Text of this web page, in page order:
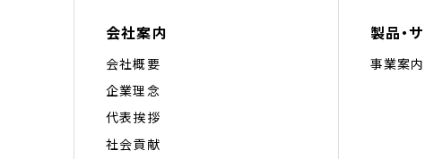
会社案内
会社概要
企業理念
代表挨拶
社会貢献
製品・
事業案内